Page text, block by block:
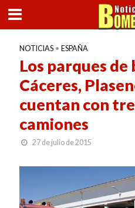
NOTICIAS • ESPAÑA
Los parques
Cáceres,
cuentan con
camiones
27 de julio de 2015